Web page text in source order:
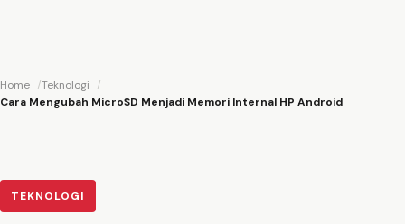
Home
Teknologi
Cara Mengubah MicroSD Menjadi Memori Internal HP Android
TEKNOLOGI